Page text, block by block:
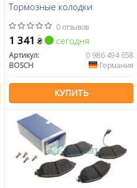
Тормозные колодки
0 отзывов
1 341 ₴ сегодня
Артикул:
0 986 494 658
BOSCH
Германия
КУПИТЬ